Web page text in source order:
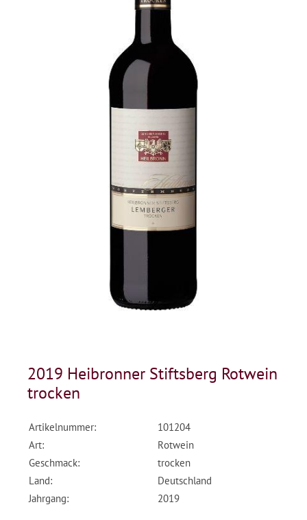
2019 Heibronner Stiftsberg Rotwein
trocken
Artikelnummer:
101204
Art:
Rotwein
Geschmack:
trocken
Land:
Deutschland
Jahrgang:
2019